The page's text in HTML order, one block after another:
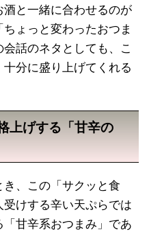
と一緒に合わせるのが
ょっと変わったおつま
話のネタとしても、こ
分に盛り上げてくれる
上げする「甘辛の
、この「サクッと食
けする辛い天ぷらでは
甘辛系おつまみ」であ